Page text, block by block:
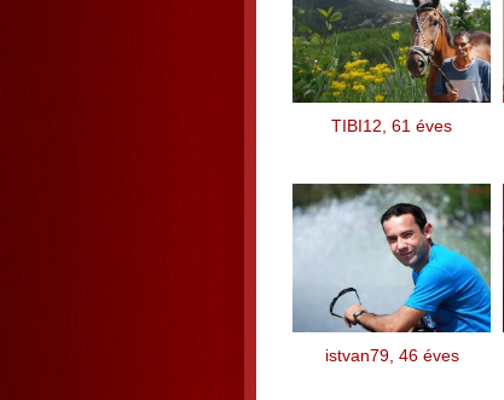
TIBI12, 61 éves
istvan79, 46 éves